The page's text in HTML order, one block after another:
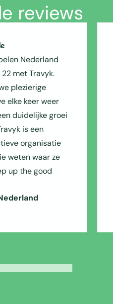
reviews
Nederland
met Travyk.
plezierige
elke keer weer
duidelijke groei
is een
organisatie
weten waar ze
up the good